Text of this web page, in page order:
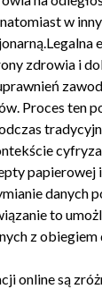
w
zdrowia i
Proces ten
papierowej
danych
to
z
online są